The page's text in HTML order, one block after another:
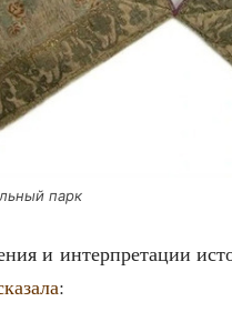
парк
и интер­пре­та­ции
: